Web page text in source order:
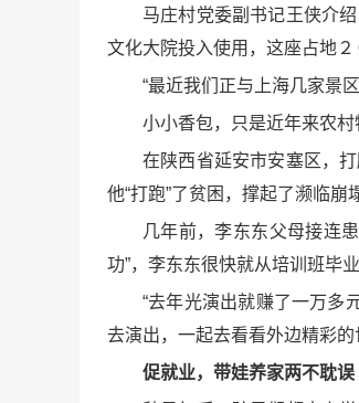
马庄村党委副书记王侠介
文化大院投入使用，这座占地
“最近我们正与上海几家景
小小香包，只是近年来农
在陕西省延安市安塞区，
他“打跑”了贫困，撑起了濒临崩
几年前，李东东父母接连
功”，李东东很快就从培训班毕
“去年光演出就赚了一万多
去演出，一起去看看外边精彩的
促就业，带娃养家两不耽误